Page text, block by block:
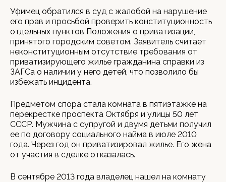
Уфимец обратился в суд с жалобой на нарушение
его прав и просьбой проверить конституционность
отдельных пунктов Положения о приватизации,
принятого городским советом. Заявитель считает
неконституционным отсутствие требования от
приватизирующего жилье гражданина справки из
ЗАГСа о наличии у него детей, что позволило бы
избежать инцидента.
Предметом спора стала комната в пятиэтажке на
перекрестке проспекта Октября и улицы 50 лет
СССР. Мужчина с супругой и двумя детьми получил
ее по договору социального найма в июле 2010
года. Через год он приватизировал жилье. Его жена
от участия в сделке отказалась.
В сентябре 2013 года владелец нашел на комнату